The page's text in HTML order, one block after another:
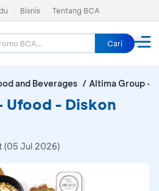
Bisnis Tentang BCA
Cari
and Beverages Altima Group -
Ufood - Diskon
(05 Jul 2026)